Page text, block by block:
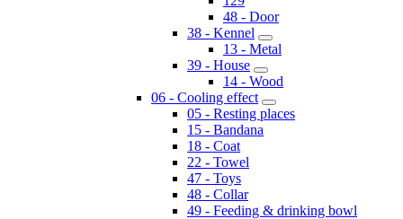
48 - Door
38 - Kennel
13 - Metal
39 - House
14 - Wood
06 - Cooling effect
05 - Resting places
15 - Bandana
18 - Coat
22 - Towel
47 - Toys
48 - Collar
49 - Feeding & drinking bowl